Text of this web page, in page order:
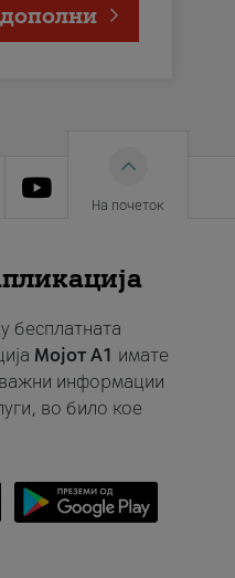
На почеток
бесплатната
Мојот A1 имате
информации
во било кое